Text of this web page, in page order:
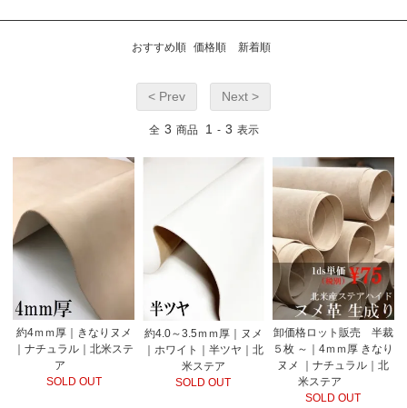
おすすめ順 価格順 新着順
< Prev Next >
全 3 商品 1 - 3 表示
約4ｍｍ厚｜きなりヌメ
｜ナチュラル｜北米ステ
ア
SOLD OUT
約4.0～3.5ｍｍ厚｜ヌメ
｜ホワイト｜半ツヤ｜北
米ステア
SOLD OUT
卸価格ロット販売 半裁
５枚 ～｜4ｍｍ厚 きなり
ヌメ ｜ナチュラル｜北
米ステア
SOLD OUT